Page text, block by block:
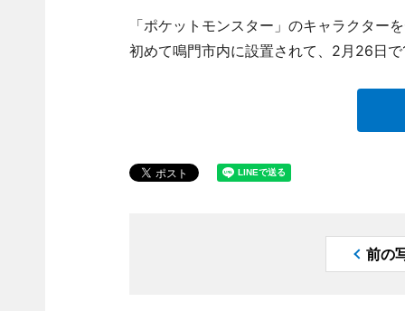
「ポケットモンスター」のキャラクター
初めて鳴門市内に設置されて、2月26日で
前の